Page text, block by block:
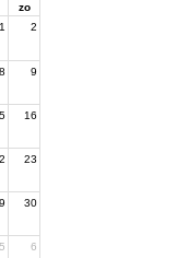
zo
1 2
8 9
16
23
30
5 6